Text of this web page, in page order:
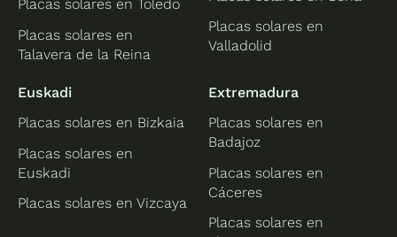
Placas solares en Toledo
Placas solares en
Talavera de la Reina
Placas solares en
Valladolid
Euskadi
Placas solares en Bizkaia
Placas solares en
Euskadi
Placas solares en Vizcaya
Extremadura
Placas solares en
Badajoz
Placas solares en
Cáceres
Placas solares en